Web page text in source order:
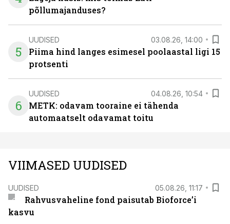
põllumajanduses?
5
UUDISED 03.08.26, 14:00
Piima hind langes esimesel poolaastal ligi 15
protsenti
6
UUDISED 04.08.26, 10:54
METK: odavam tooraine ei tähenda
automaatselt odavamat toitu
VIIMASED UUDISED
UUDISED 05.08.26, 11:17
Rahvusvaheline fond paisutab Bioforce’i
kasvu